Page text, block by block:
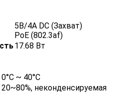
5В/4A DC (Захват)
PoE (802.3af)
17.68 Вт
0°C ~ 40°C
20~80%, неконденсируемая